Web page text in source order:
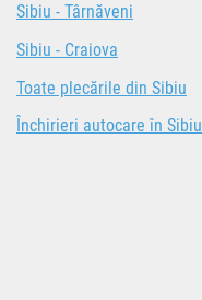
Sibiu - Târnăveni
Sibiu - Craiova
Toate plecările din Sibiu
Închirieri autocare în Sibiu